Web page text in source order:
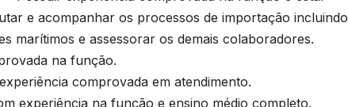
e acompanhar os processos de importação incluindo
marítimos e assessorar os demais colaboradores.
na função.
comprovada em atendimento.
experiência na função e ensino médio completo.